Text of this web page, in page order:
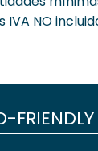
IVA NO
FRIENDLY